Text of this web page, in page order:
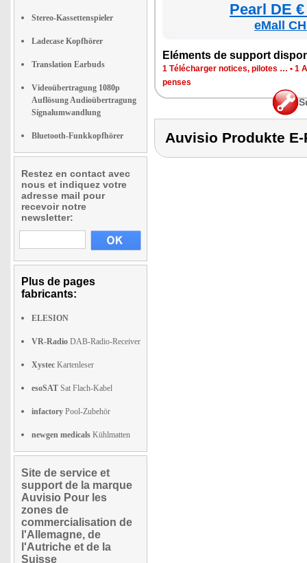
Stereo-Kassettenspieler
Ladecase Kopfhörer
Translation Earbuds
Videoübertragung 1080p
Auflösung Audioübertragung
Signalumwandlung
Bluetooth-Funkkopfhörer
Restez en contact avec
nous et indiquez votre
adresse mail pour
recevoir notre
newsletter:
Plus de pages
fabricants:
ELESION
VR-Radio DAB-Radio-Receiver
Xystec Kartenleser
esoSAT Sat Flach-Kabel
infactory Pool-Zubehör
newgen medicals Kühlmatten
Site de service et
support de la marque
Auvisio Pour les
zones de
commercialisation de
l'Allemagne, de
l'Autriche et de la
Suisse
Pearl DE
eMall
Elé­ments de sup­port
1 Télé­char­ger notices, pilotes … • 1
penses
Auvisio Produkte E-